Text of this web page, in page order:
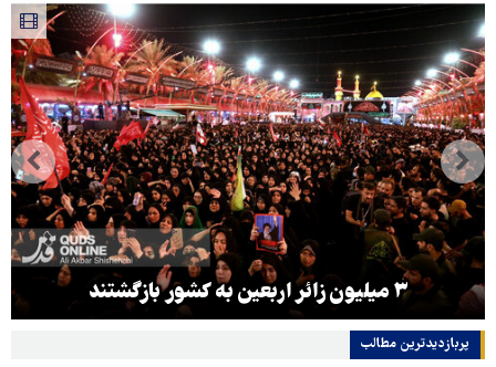
۳ میلیون زائر اربعین به کشور بازگشتند
پربازدیدترین‌ مطالب